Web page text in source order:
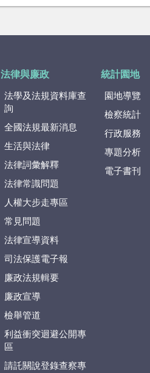
法律與廉政
法學及法規資料庫查
詢
全國法規最新消息
生活與法律
法律詞彙解釋
法律常識問題
人權大步走專區
常見問題
法律宣導資料
司法保護電子報
廉政法規輯要
廉政宣導
檢舉管道
利益衝突迴避公開專
區
請託關說登錄查察專
統計園地
園地導覽
檢察統計
行政服務
專題分析
電子書刊